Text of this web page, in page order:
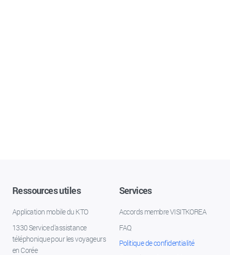
Ressources utiles
Application mobile du KTO
1330 Service d'assistance
téléphonique pour les voyageurs
en Corée
Services
Accords membre VISITKOREA
FAQ
Politique de confidentialité